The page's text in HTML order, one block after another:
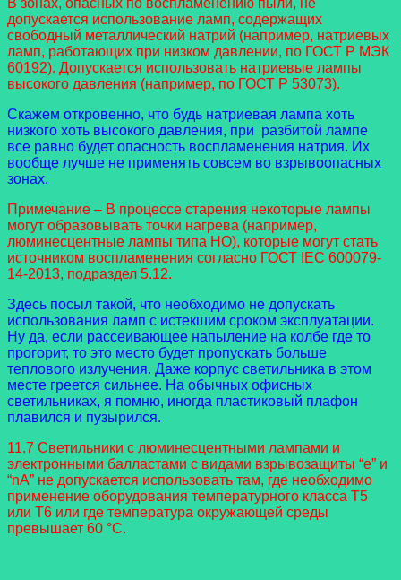
допускается использование ламп, содержащих
свободный металлический натрий (например, натриевых
ламп, работающих при низком давлении, по ГОСТ Р МЭК
60192). Допускается использовать натриевые лампы
высокого давления (например, по ГОСТ Р 53073).
Скажем откровенно, что будь натриевая лампа хоть
низкого хоть высокого давления, при разбитой лампе
все равно будет опасность воспламенения натрия. Их
вообще лучше не применять совсем во взрывоопасных
зонах.
Примечание – В процессе старения некоторые лампы
могут образовывать точки нагрева (например,
люминесцентные лампы типа HO), которые могут стать
источником воспламенения согласно ГОСТ IEC 600079-
14-2013, подраздел 5.12.
Здесь посыл такой, что необходимо не допускать
использования ламп с истекшим сроком эксплуатации.
Ну да, если рассеивающее напыление на колбе где то
прогорит, то это место будет пропускать больше
теплового излучения. Даже корпус светильника в этом
месте греется сильнее. На обычных офисных
светильниках, я помню, иногда пластиковый плафон
плавился и пузырился.
11.7 Светильники с люминесцентными лампами и
электронными балластами с видами взрывозащиты “e” и
“nA” не допускается использовать там, где необходимо
применение оборудования температурного класса T5
или T6 или где температура окружающей среды
превышает 60 °C.